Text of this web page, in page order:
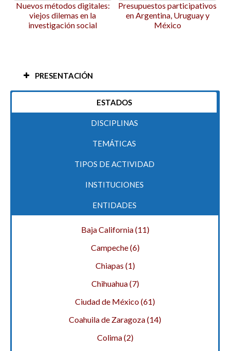
Presupuestos participativos
en Argentina, Uruguay y
México
Pandemia y confinamiento.
Efectos en la Salud
Psicoemocional de los
PRESENTACIÓN
Fomentar la comunicación, intercambio y
investigación en las Ciencias Sociales a
ESTADOS
DISCIPLINAS
TEMÁTICAS
TIPOS DE ACTIVIDAD
INSTITUCIONES
ENTIDADES
Baja California (11)
Campeche (6)
Chiapas (1)
Chihuahua (7)
Ciudad de México (61)
Coahuila de Zaragoza (14)
Colima (2)